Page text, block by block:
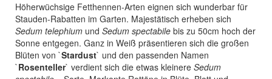
Höherwüchsige Fetthennen-Arten eignen sich wunderbar für
Stauden-Rabatten im Garten. Majestätisch erheben sich
Sedum telephium und Sedum spectabile bis zu 50cm hoch der
Sonne entgegen. Ganz in Weiß präsentieren sich die großen
Blüten von `Stardust` und den passenden Namen
`Rosenteller` verdient sich die etwas kleinere Sedum